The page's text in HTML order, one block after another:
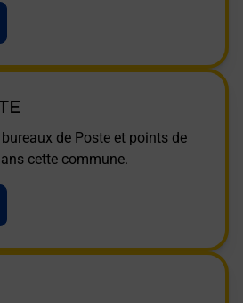
de Poste et points de
cette commune.